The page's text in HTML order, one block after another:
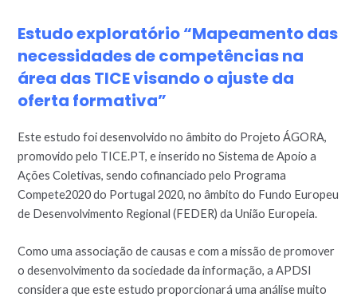
Estudo exploratório “Mapeamento das
necessidades de competências na
área das TICE visando o ajuste da
oferta formativa”​
Este estudo foi desenvolvido no âmbito do Projeto ÁGORA,
promovido pelo TICE.PT, e inserido no Sistema de Apoio a
Ações Coletivas, sendo cofinanciado pelo Programa
Compete2020 do Portugal 2020, no âmbito do Fundo Europeu
de Desenvolvimento Regional (FEDER) da União Europeia.
Como uma associação de causas e com a missão de promover
o desenvolvimento da sociedade da informação, a APDSI
considera que este estudo proporcionará uma análise muito